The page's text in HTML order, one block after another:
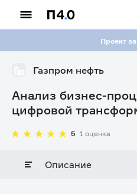
Проект
Газпром нефть
Анализ бизнес-
цифровой
5 1 оценка
Описание